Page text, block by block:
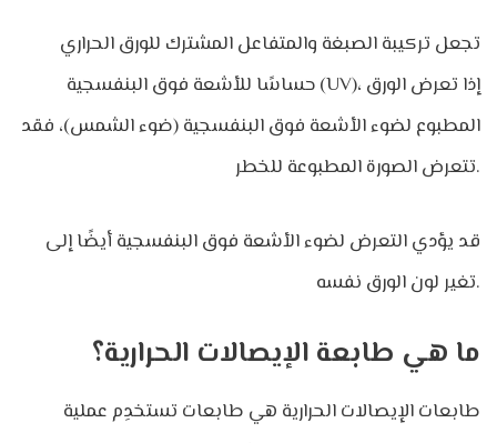
تجعل تركيبة الصبغة والمتفاعل المشترك للورق الحراري
حساسًا للأشعة فوق البنفسجية (UV)، إذا تعرض الورق
المطبوع لضوء الأشعة فوق البنفسجية (ضوء الشمس)، فقد
تتعرض الصورة المطبوعة للخطر.
قد يؤدي التعرض لضوء الأشعة فوق البنفسجية أيضًا إلى
تغير لون الورق نفسه.
ما هي طابعة الإيصالات الحرارية؟
طابعات الإيصالات الحرارية هي طابعات تستخدِم عملية